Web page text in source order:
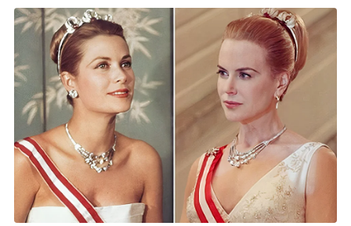
รถยนต์พลังงานไฟฟ้า ขณะที่บริเวณเวทีกิจกรรมสำหรับ
ประชาสัมพันธ์โปรโมชั่นจากค่ายยานยนต์ต่าง ๆ โชว์
คอนเสิร์ตศิลปินชื่อดังและกิจกรรมต่าง ๆ มีการติดตั้งจอ
LED พร้อมระบบแสงสีเสียงให้มีความอลังการเต็มรูปแบบ
และทันสมัยยิ่งขึ้น เพื่อตอกย้ำความเป็นสุดยอดมหกรรม
ยานยนต์แห่งภาคตะวันออกที่จัดมาต่อเนื่องเป็นปีที่ 22
ปีนี้คาดว่าจะมียอดจองรถยนต์และรถจักรยานยนต์รวม
750 คัน ซึ่งไม่น่าจะน้อยกว่าปี 2561 ที่ผ่านมา และมีเงิน
สะพัดมากกว่า 700 ล้านบาท (รวมร้านค้าที่มาออกบูธ,